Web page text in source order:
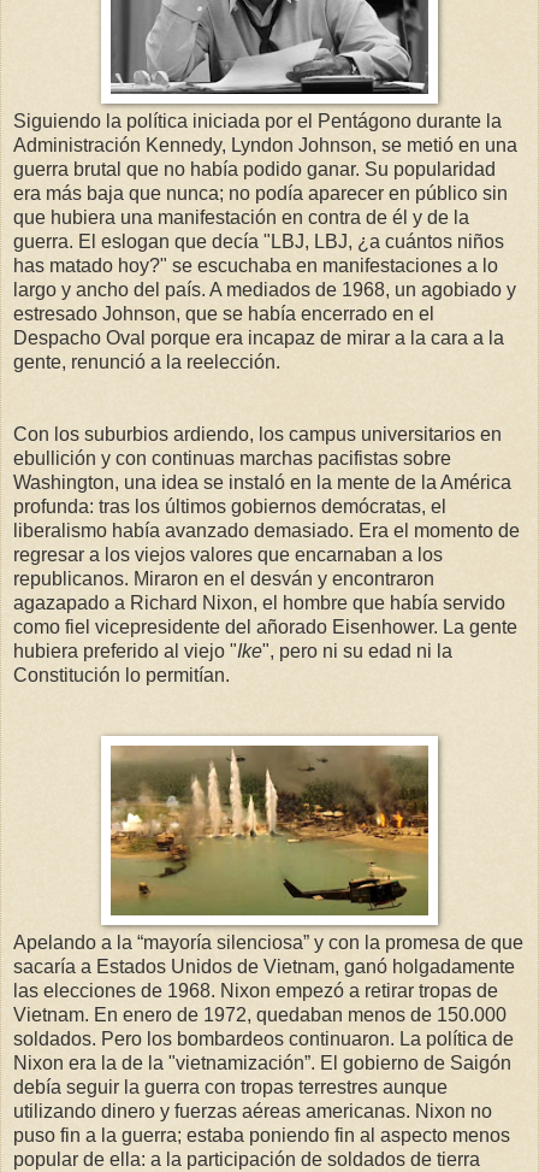
Siguiendo la política iniciada por el Pentágono durante la
Administración Kennedy, Lyndon Johnson, se metió en una
guerra brutal que no había podido ganar. Su popularidad
era más baja que nunca; no podía aparecer en público sin
que hubiera una manifestación en contra de él y de la
guerra. El eslogan que decía "LBJ, LBJ, ¿a cuántos niños
has matado hoy?" se escuchaba en manifestaciones a lo
largo y ancho del país. A mediados de 1968, un agobiado y
estresado Johnson, que se había encerrado en el
Despacho Oval porque era incapaz de mirar a la cara a la
gente, renunció a la reelección.
Con los suburbios ardiendo, los campus universitarios en
ebullición y con continuas marchas pacifistas sobre
Washington, una idea se instaló en la mente de la América
profunda: tras los últimos gobiernos demócratas, el
liberalismo había avanzado demasiado. Era el momento de
regresar a los viejos valores que encarnaban a los
republicanos. Miraron en el desván y encontraron
agazapado a Richard Nixon, el hombre que había servido
como fiel vicepresidente del añorado Eisenhower. La gente
hubiera preferido al viejo "Ike", pero ni su edad ni la
Constitución lo permitían.
Apelando a la “mayoría silenciosa” y con la promesa de que
sacaría a Estados Unidos de Vietnam, ganó holgadamente
las elecciones de 1968. Nixon empezó a retirar tropas de
Vietnam. En enero de 1972, quedaban menos de 150.000
soldados. Pero los bombardeos continuaron. La política de
Nixon era la de la "vietnamización”. El gobierno de Saigón
debía seguir la guerra con tropas terrestres aunque
utilizando dinero y fuerzas aéreas americanas. Nixon no
puso fin a la guerra; estaba poniendo fin al aspecto menos
popular de ella: a la participación de soldados de tierra